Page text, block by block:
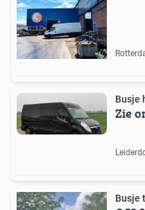
Busje
Zie
Busje